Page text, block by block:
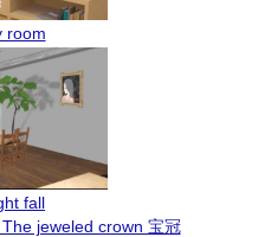
room
fall
jeweled crown 宝冠